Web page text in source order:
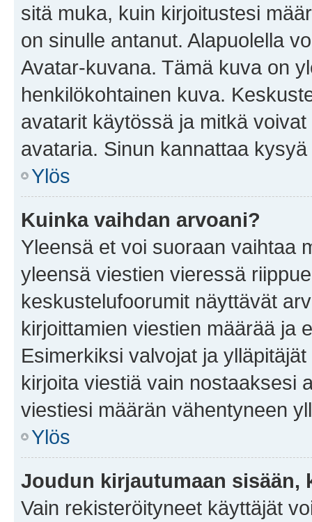
sitä muka, kuin kirjoitustesi
on sinulle antanut. Alapuolella
Avatar-kuvana. Tämä kuva on
henkilökohtainen kuva.
avatarit käytössä ja mitkä
avataria. Sinun kannattaa
Ylös
Kuinka vaihdan arvoani?
Yleensä et voi suoraan vaihtaa
yleensä viestien vieressä
keskustelufoorumit näyttävät
kirjoittamien viestien määrää ja
Esimerkiksi valvojat ja
kirjoita viestiä vain nostaaksesi
viestiesi määrän vähentyneen
Ylös
Joudun kirjautumaan sisään,
Vain rekisteröityneet käyttäjät